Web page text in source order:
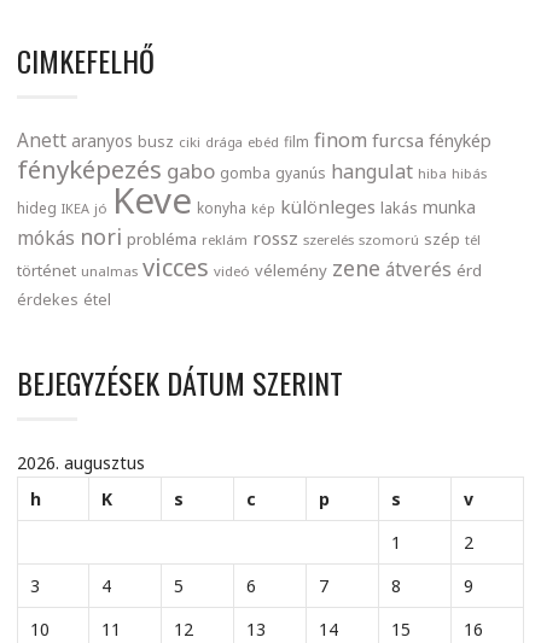
CIMKEFELHŐ
Anett aranyos busz ciki drága ebéd film finom furcsa fénykép
fényképezés gabo gomba gyanús hangulat hiba hibás
hideg IKEA jó Keve konyha kép különleges lakás munka
mókás nori probléma reklám rossz szerelés szomorú szép tél
történet unalmas vicces videó vélemény zene átverés érd
érdekes étel
BEJEGYZÉSEK DÁTUM SZERINT
2026. augusztus
h
K s c p s
v
1
2
3
4 5 6 7 8
9
10
11 12 13 14 15
16